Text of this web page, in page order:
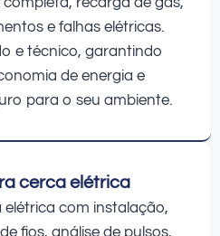
e falhas elétricas.
e técnico, garantindo
de energia e
para o seu ambiente.
cerca elétrica
elétrica com instalação,
fios, análise de pulsos,